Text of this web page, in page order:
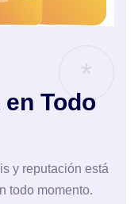
*
Todo
y reputación está
todo momento.